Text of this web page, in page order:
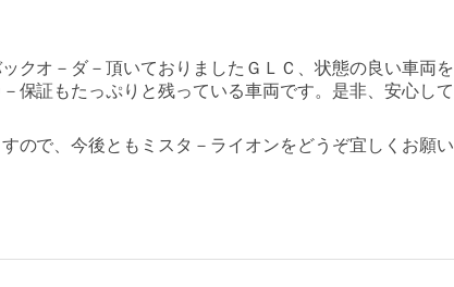
クオ－ダ－頂いておりましたＧＬＣ、状態の良い車両を
保証もたっぷりと残っている車両です。是非、安心して
ので、今後ともミスタ－ライオンをどうぞ宜しくお願い